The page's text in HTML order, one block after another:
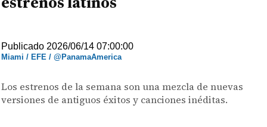
Publicado 2026/06/14 07:00:00
Miami / EFE / @PanamaAmerica
Los estrenos de la semana son una mezcla de nuevas
versiones de antiguos éxitos y canciones inéditas.